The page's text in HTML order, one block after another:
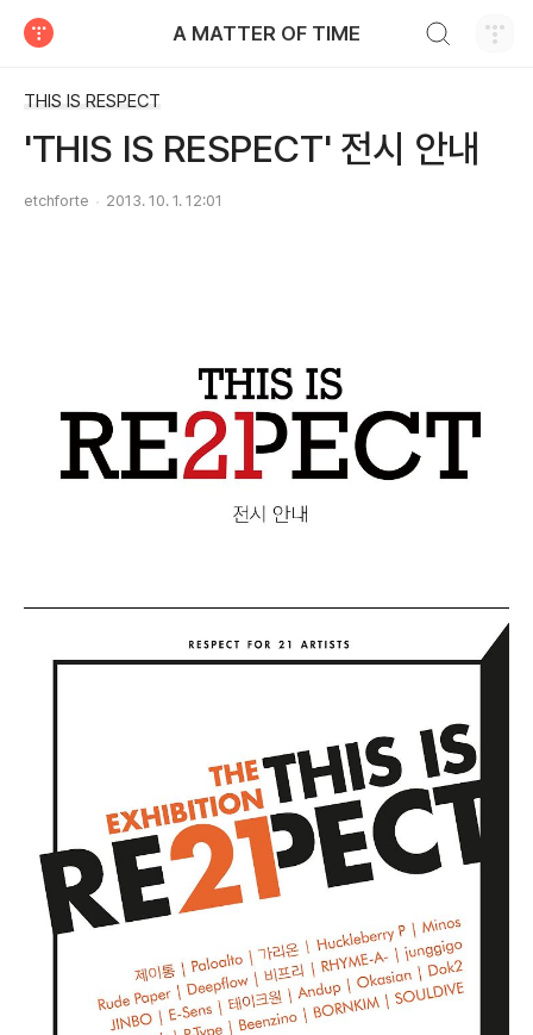
A MATTER OF TIME
THIS IS RESPECT
'THIS IS RESPECT' 전시 안내
etchforte 2013. 10. 1. 12:01